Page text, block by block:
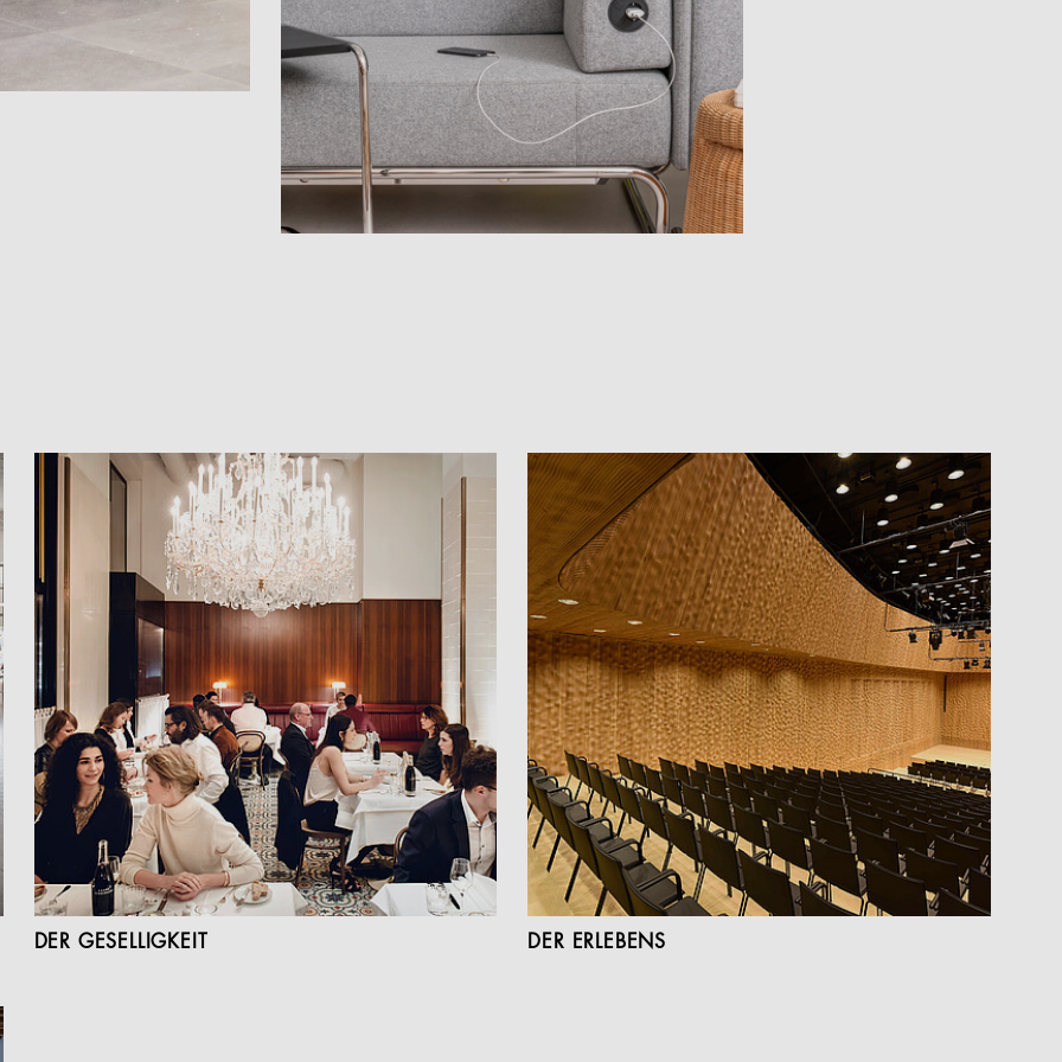
DER GESELLIGKEIT DER ERLEBENS